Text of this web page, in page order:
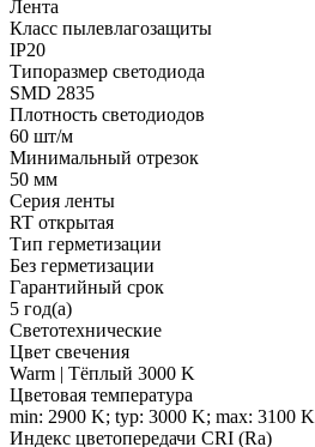
Лента
Класс пылевлагозащиты
IP20
Типоразмер светодиода
SMD 2835
Плотность светодиодов
60 шт/м
Минимальный отрезок
50 мм
Серия ленты
RT открытая
Тип герметизации
Без герметизации
Гарантийный срок
5 год(а)
Светотехнические
Цвет свечения
Warm | Тёплый 3000 K
Цветовая температура
min: 2900 K; typ: 3000 K; max: 3100 K
Индекс цветопередачи CRI (Ra)